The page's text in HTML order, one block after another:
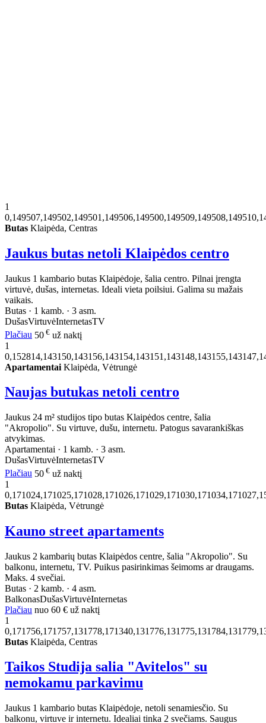
1
Butas Klaipėda, Centras
Jaukus butas netoli Klaipėdos centro
Jaukus 1 kambario butas Klaipėdoje, šalia centro. Pilnai įrengta
virtuvė, dušas, internetas. Ideali vieta poilsiui. Galima su mažais
vaikais.
Butas · 1 kamb. · 3 asm.
DušasVirtuvėInternetasTV
Plačiau 50 € už naktį
1
Apartamentai Klaipėda, Vėtrungė
Naujas butukas netoli centro
Jaukus 24 m² studijos tipo butas Klaipėdos centre, šalia
"Akropolio". Su virtuve, dušu, internetu. Patogus savarankiškas
atvykimas.
Apartamentai · 1 kamb. · 3 asm.
DušasVirtuvėInternetasTV
Plačiau 50 € už naktį
1
Butas Klaipėda, Vėtrungė
Kauno street apartaments
Jaukus 2 kambarių butas Klaipėdos centre, šalia "Akropolio". Su
balkonu, internetu, TV. Puikus pasirinkimas šeimoms ar draugams.
Maks. 4 svečiai.
Butas · 2 kamb. · 4 asm.
BalkonasDušasVirtuvėInternetas
Plačiau nuo 60 € už naktį
1
Butas Klaipėda, Centras
Taikos Studija salia "Avitelos" su
nemokamu parkavimu
Jaukus 1 kambario butas Klaipėdoje, netoli senamiesčio. Su
balkonu, virtuve ir internetu. Idealiai tinka 2 svečiams. Saugus